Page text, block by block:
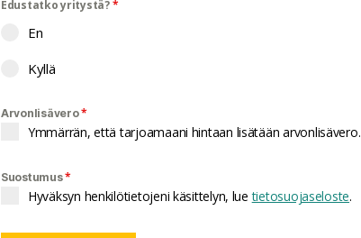
Edustatko yritystä?*
En
Kyllä
Arvonlisävero*
Ymmärrän, että tarjoamaani hintaan lisätään arvonlisävero.
Suostumus*
Hyväksyn henkilötietojeni käsittelyn, luetietosuojaseloste.